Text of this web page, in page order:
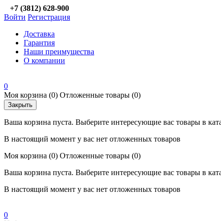
+7 (3812) 628-900
Войти Регистрация
Доставка
Гарантия
Наши преимущества
О компании
0
Моя корзина (0) Отложенные товары (0)
Закрыть
Ваша корзина пуста. Выберите интересующие вас товары в
В настоящий момент у вас нет отложенных товаров
Моя корзина (0) Отложенные товары (0)
Ваша корзина пуста. Выберите интересующие вас товары в
В настоящий момент у вас нет отложенных товаров
0